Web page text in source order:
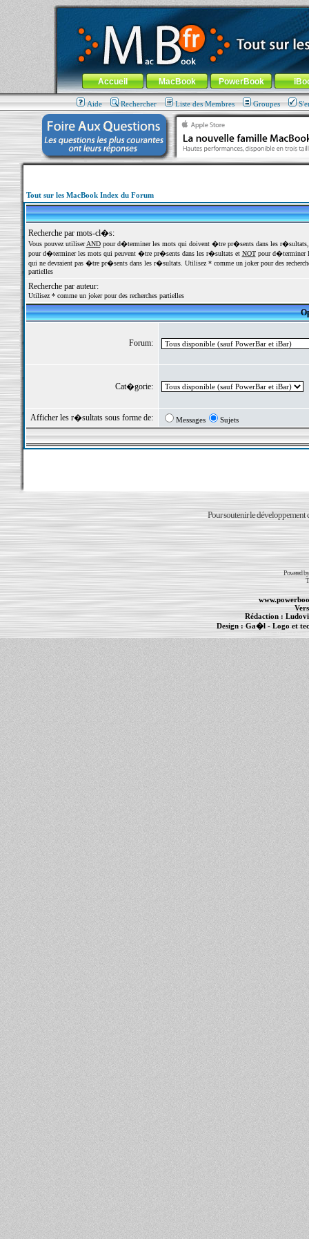
MacBook-fr.com : 100% Apple... 100% nomade !
Aller au contenu-Aller au menu général-Aller au menu de
Menu général
Accueil MacBook PowerBook
Aide Rechercher Liste des Membres Groupes
Tout sur les MacBook Index du Forum
Recherche par mots-cl�s:
Vous pouvez utiliserANDpour d�terminer les mots qui doivent �tre pr�sents dans les
pour d�terminer les mots qui peuvent �tre pr�sents dans les r�sultats et NOTpour d�terminer
qui ne devraient pas �tre pr�sents dans les r�sultats. Utilisez * comme un joker pour des
partielles
Recherche par auteur:
Utilisez * comme un joker pour des recherches partielles
Forum:
Cat�gorie:
Afficher les r�sultats sous forme de: Messages Sujets
Pour soutenir le développement
Powered
Rédaction :
Design : Ga�l- Logo et